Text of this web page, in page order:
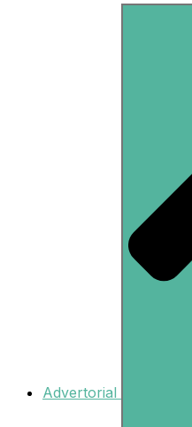
Advertorial